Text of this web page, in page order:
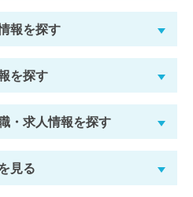
報を探す
を探す
・求人情報を探す
見る